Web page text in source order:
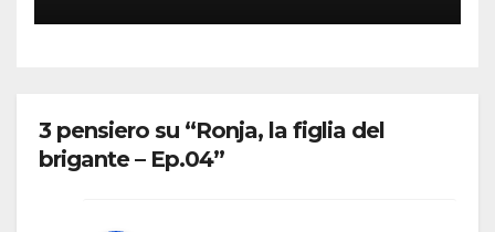
3 pensiero su “Ronja, la figlia del
brigante – Ep.04”